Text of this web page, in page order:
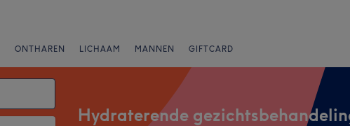
ONTHAREN LICHAAM MANNEN GIFTCARD
Hydraterende